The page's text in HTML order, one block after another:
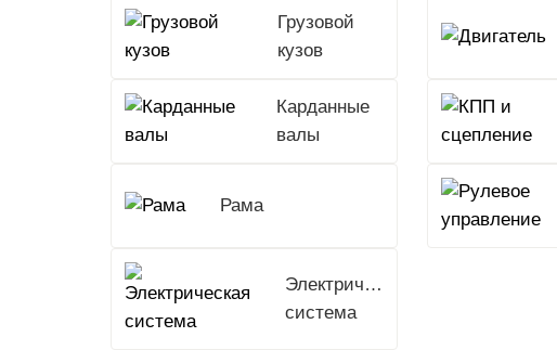
Грузовой
кузов
Карданные
валы
Рама
Электрическая
система